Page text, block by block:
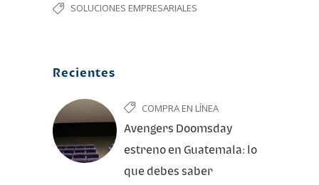
SOLUCIONES EMPRESARIALES
Recientes
COMPRA EN LÍNEA
Avengers Doomsday
estreno en Guatemala: lo
que debes saber